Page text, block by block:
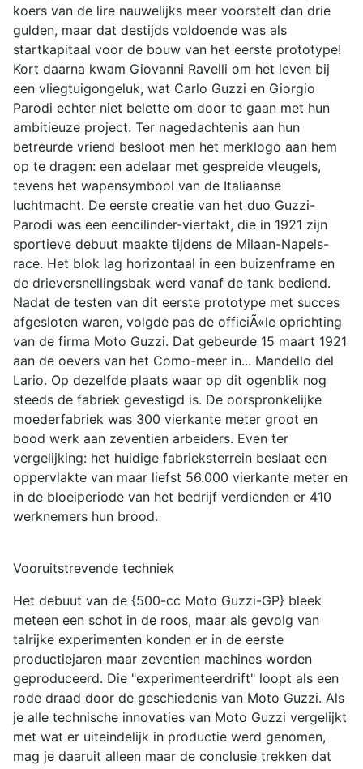
koers van de lire nauwelijks meer voorstelt dan drie
gulden, maar dat destijds voldoende was als
startkapitaal voor de bouw van het eerste prototype!
Kort daarna kwam Giovanni Ravelli om het leven bij
een vliegtuigongeluk, wat Carlo Guzzi en Giorgio
Parodi echter niet belette om door te gaan met hun
ambitieuze project. Ter nagedachtenis aan hun
betreurde vriend besloot men het merklogo aan hem
op te dragen: een adelaar met gespreide vleugels,
tevens het wapensymbool van de Italiaanse
luchtmacht. De eerste creatie van het duo Guzzi-
Parodi was een eencilinder-viertakt, die in 1921 zijn
sportieve debuut maakte tijdens de Milaan-Napels-
race. Het blok lag horizontaal in een buizenframe en
de drieversnellingsbak werd vanaf de tank bediend.
Nadat de testen van dit eerste prototype met succes
afgesloten waren, volgde pas de officiÃ«le oprichting
van de firma Moto Guzzi. Dat gebeurde 15 maart 1921
aan de oevers van het Como-meer in... Mandello del
Lario. Op dezelfde plaats waar op dit ogenblik nog
steeds de fabriek gevestigd is. De oorspronkelijke
moederfabriek was 300 vierkante meter groot en
bood werk aan zeventien arbeiders. Even ter
vergelijking: het huidige fabrieksterrein beslaat een
oppervlakte van maar liefst 56.000 vierkante meter en
in de bloeiperiode van het bedrijf verdienden er 410
werknemers hun brood.
Vooruitstrevende techniek
Het debuut van de {500-cc Moto Guzzi-GP} bleek
meteen een schot in de roos, maar als gevolg van
talrijke experimenten konden er in de eerste
productiejaren maar zeventien machines worden
geproduceerd. Die "experimenteerdrift" loopt als een
rode draad door de geschiedenis van Moto Guzzi. Als
je alle technische innovaties van Moto Guzzi vergelijkt
met wat er uiteindelijk in productie werd genomen,
mag je daaruit alleen maar de conclusie trekken dat